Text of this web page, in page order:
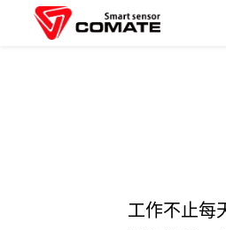
工作不止每